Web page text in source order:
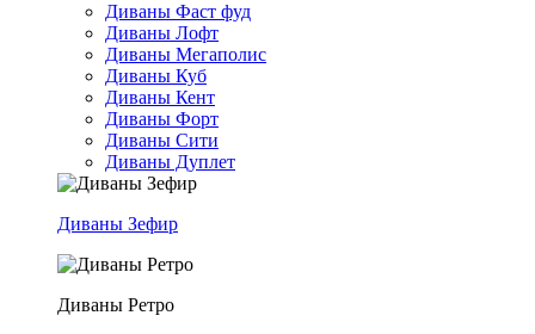
Диваны Фаст фуд
Диваны Лофт
Диваны Мегаполис
Диваны Куб
Диваны Кент
Диваны Форт
Диваны Сити
Диваны Дуплет
Диваны Зефир
Диваны Ретро